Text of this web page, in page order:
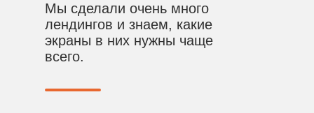
Мы сделали очень много
лендингов и знаем, какие
экраны в них нужны чаще
всего.